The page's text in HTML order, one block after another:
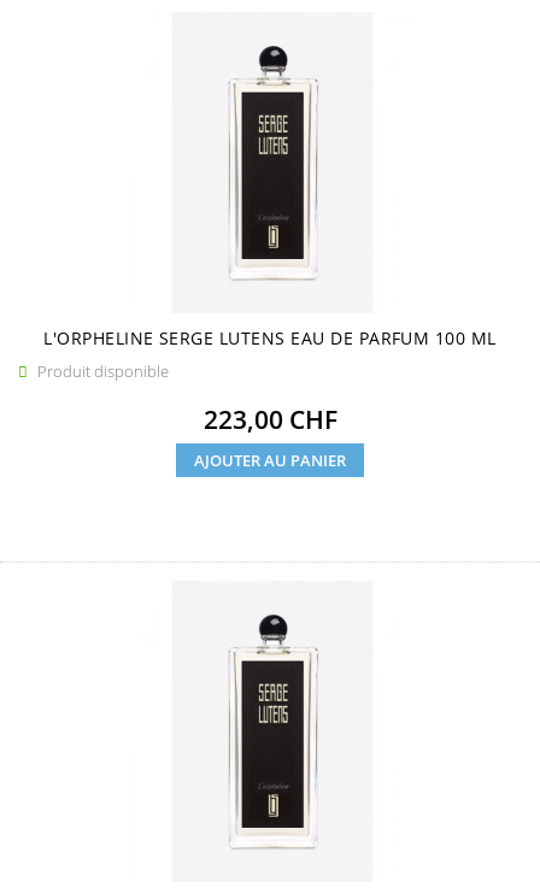
L'ORPHELINE SERGE LUTENS EAU DE PARFUM 100 ML
 Produit disponible
Prix
223,00 CHF
AJOUTER AU PANIER